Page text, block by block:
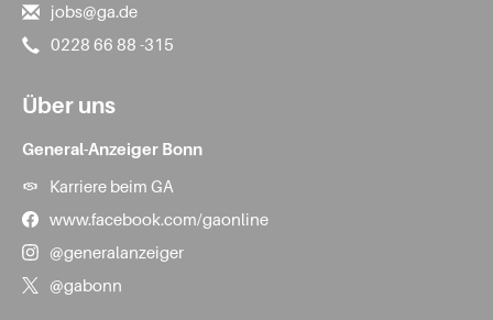
jobs@ga.de
0228 66 88 -315
Über uns
General-Anzeiger Bonn
Karriere beim GA
www.facebook.com/gaonline
@generalanzeiger
@gabonn